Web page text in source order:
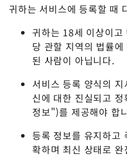
귀하는 서비스에 등록할 때
귀하는 18세 이상이고
당 관할 지역의 법률
된 사람이 아닙니다.
서비스 등록 양식의
신에 대한 진실되고
정보")를 제공해야 합
등록 정보를 유지하고
확하며 최신 상태로